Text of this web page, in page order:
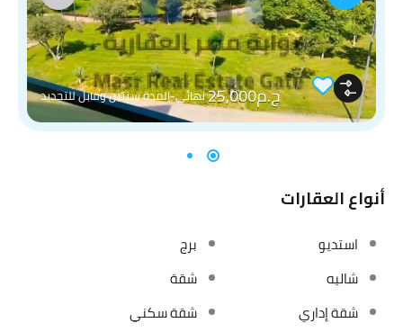
ج.م25,000 نهائي-المدة سنتين وقابل للتجديد
أنواع العقارات
استديو
برج
شاليه
شقة
شقة إداري
شقة سكني